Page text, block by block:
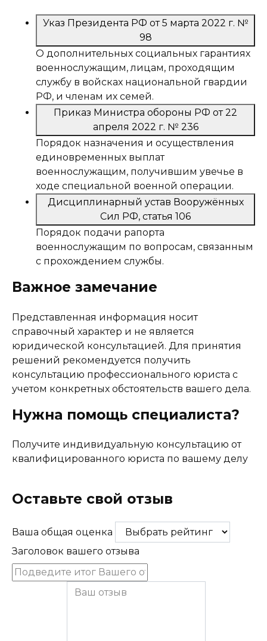
Указ Президента РФ от 5 марта 2022 г. №
98
О дополнительных социальных гарантиях
военнослужащим, лицам, проходящим
службу в войсках национальной гвардии
РФ, и членам их семей.
Приказ Министра обороны РФ от 22
апреля 2022 г. № 236
Порядок назначения и осуществления
единовременных выплат
военнослужащим, получившим увечье в
ходе специальной военной операции.
Дисциплинарный устав Вооружённых
Сил РФ, статья 106
Порядок подачи рапорта
военнослужащим по вопросам, связанным
с прохождением службы.
Важное замечание
Представленная информация носит
справочный характер и не является
юридической консультацией. Для принятия
решений рекомендуется получить
консультацию профессионального юриста с
учетом конкретных обстоятельств вашего дела.
Нужна помощь специалиста?
Получите индивидуальную консультацию от
квалифицированного юриста по вашему делу
Оставьте свой отзыв
Ваша общая оценка
Заголовок вашего отзыва